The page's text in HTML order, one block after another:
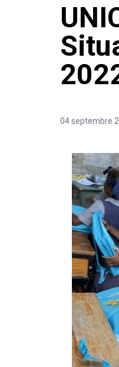
04 septembre